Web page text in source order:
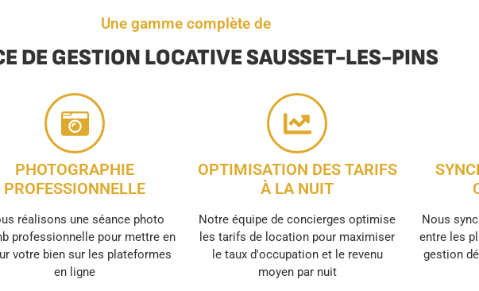
Une gamme complète de
DE GESTION LOCATIVE SAUSSET-LES-PINS
PHOTOGRAPHIE
PROFESSIONNELLE
réalisons une séance photo
professionnelle pour mettre en
votre bien sur les plateformes
en ligne
OPTIMISATION DES TARIFS
À LA NUIT
Notre équipe de concierges optimise
les tarifs de location pour maximiser
le taux d'occupation et le revenu
moyen par nuit
Nous
entre les
gestion